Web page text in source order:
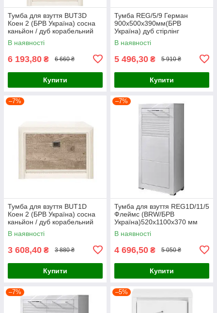
Тумба для взуття BUT3D
Коен 2 (БРВ Україна) сосна
каньйон / дуб корабельний
В наявності
6 193,80 ₴ 6 660 ₴
Купити
Тумба REG/5/9 Герман
900х500х390мм(БРВ
Україна) дуб стірлінг
В наявності
5 496,30 ₴ 5 910 ₴
Купити
–7%
Тумба для взуття BUT1D
Коен 2 (БРВ Україна) сосна
каньйон / дуб корабельний
В наявності
3 608,40 ₴ 3 880 ₴
Купити
–7%
Тумба для взуття REG1D/11/5
Флеймс (BRW/БРВ
Україна)520х1100х370 мм
В наявності
4 696,50 ₴ 5 050 ₴
Купити
–7% –5%